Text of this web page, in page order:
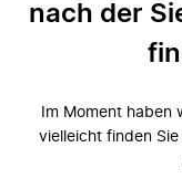
nach der
Im Moment haben
vielleicht finden